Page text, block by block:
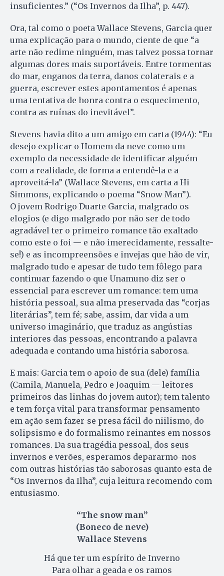
insuficientes.” (“Os Invernos da Ilha”, p. 447).
Ora, tal como o poeta Wallace Stevens, Garcia quer
uma explicação para o mundo, ciente de que “a
arte não redime ninguém, mas talvez possa tornar
algumas dores mais suportáveis. Entre tormentas
do mar, enganos da terra, danos colaterais e a
guerra, escrever estes apontamentos é apenas
uma tentativa de honra contra o esquecimento,
contra as ruínas do inevitável”.
Stevens havia dito a um amigo em carta (1944): “Eu
desejo explicar o Homem da neve como um
exemplo da necessidade de identificar alguém
com a realidade, de forma a entendê-la e a
aproveitá-la” (Wallace Stevens, em carta a Hi
Simmons, explicando o poema “Snow Man”).
O jovem Rodrigo Duarte Garcia, malgrado os
elogios (e digo malgrado por não ser de todo
agradável ter o primeiro romance tão exaltado
como este o foi — e não imerecidamente, ressalte-
se!) e as incompreensões e invejas que hão de vir,
malgrado tudo e apesar de tudo tem fôlego para
continuar fazendo o que Unamuno diz ser o
essencial para escrever um romance: tem uma
história pessoal, sua alma preservada das “corjas
literárias”, tem fé; sabe, assim, dar vida a um
universo imaginário, que traduz as angústias
interiores das pessoas, encontrando a palavra
adequada e contando uma história saborosa.
E mais: Garcia tem o apoio de sua (dele) família
(Camila, Manuela, Pedro e Joaquim — leitores
primeiros das linhas do jovem autor); tem talento
e tem força vital para transformar pensamento
em ação sem fazer-se presa fácil do niilismo, do
solipsismo e do formalismo reinantes em nossos
romances. Da sua tragédia pessoal, dos seus
invernos e verões, esperamos depararmo-nos
com outras histórias tão saborosas quanto esta de
“Os Invernos da Ilha”, cuja leitura recomendo com
entusiasmo.
“The snow man”
(Boneco de neve)
Wallace Stevens
Há que ter um espírito de Inverno
Para olhar a geada e os ramos